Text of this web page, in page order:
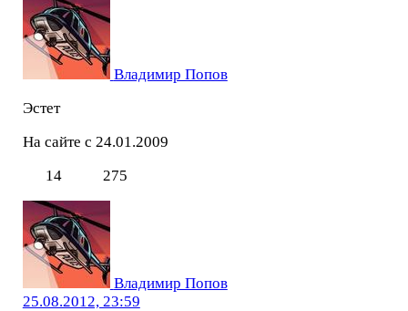
Владимир Попов
Эстет
На сайте с 24.01.2009
14
275
Владимир Попов
25.08.2012, 23:59